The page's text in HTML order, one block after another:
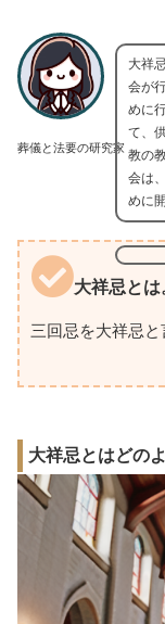
葬儀と法要の研究家
大祥
会が
めに
て、
教の
会は
めに
大祥忌とは
三回忌を大祥忌と
大祥忌とはどの